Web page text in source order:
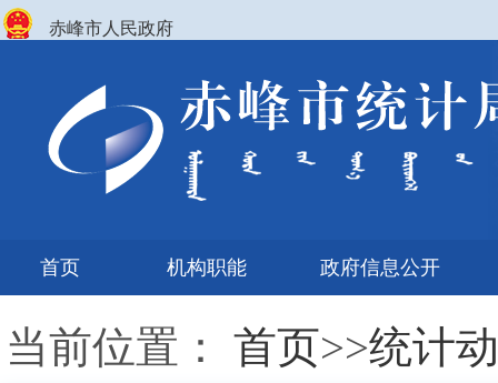
赤峰市人民政府
首页 机构职能 政府信息公开
当前位置： 首页>>统计